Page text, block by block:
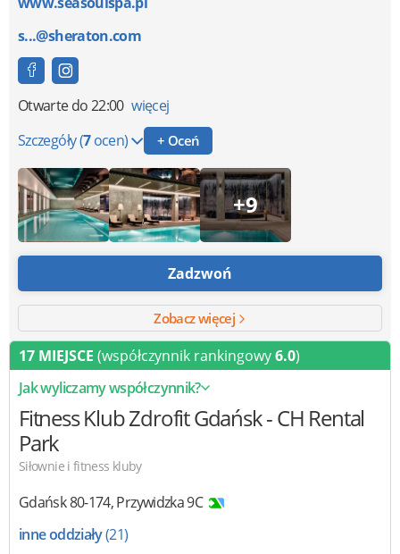
s...@sheraton.com
Otwartedo 22:00 więcej
Szczegóły(7ocen) + Oceń
+9
Zadzwoń
Zobacz więcej
17 MIEJSCE (współczynnik rankingowy6.0)
Jak wyliczamy współczynnik?
Fitness Klub ZdrofitGdańsk - CH Rental
Park
Siłownie i fitness kluby
Gdańsk80-174,Przywidzka 9C
inne oddziały(21)